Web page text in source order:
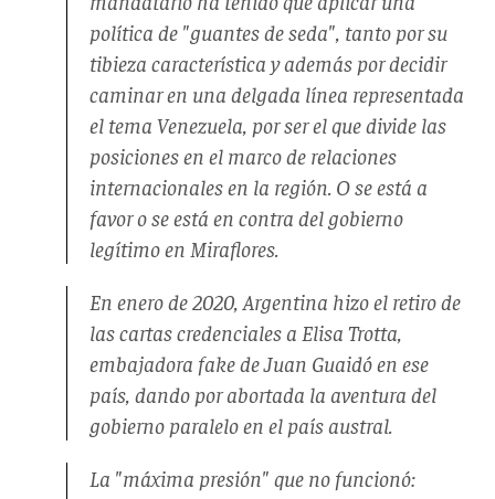
política de "guantes de seda", tanto por su
tibieza característica y además por decidir
caminar en una delgada línea representada
el tema Venezuela, por ser el que divide las
posiciones en el marco de relaciones
internacionales en la región. O se está a
favor o se está en contra del gobierno
legítimo en Miraflores.
En enero de 2020, Argentina hizo el retiro de
las cartas credenciales a Elisa Trotta,
embajadora fake de Juan Guaidó en ese
país, dando por abortada la aventura del
gobierno paralelo en el país austral.
La "máxima presión" que no funcionó: